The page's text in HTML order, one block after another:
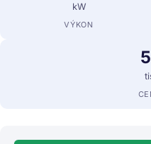
kW
VÝKON